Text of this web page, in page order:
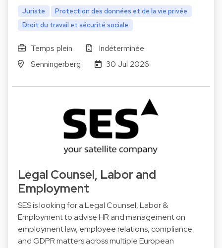
Juriste
Protection des données et de la vie privée
Droit du travail et sécurité sociale
Temps plein
Indéterminée
Senningerberg
30 Jul 2026
Legal Counsel, Labor and
Employment
SES is looking for a Legal Counsel, Labor &
Employment to advise HR and management on
employment law, employee relations, compliance
and GDPR matters across multiple European